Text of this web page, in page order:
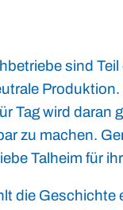
sind
Tag wird
zu machen.
Talheim für
die